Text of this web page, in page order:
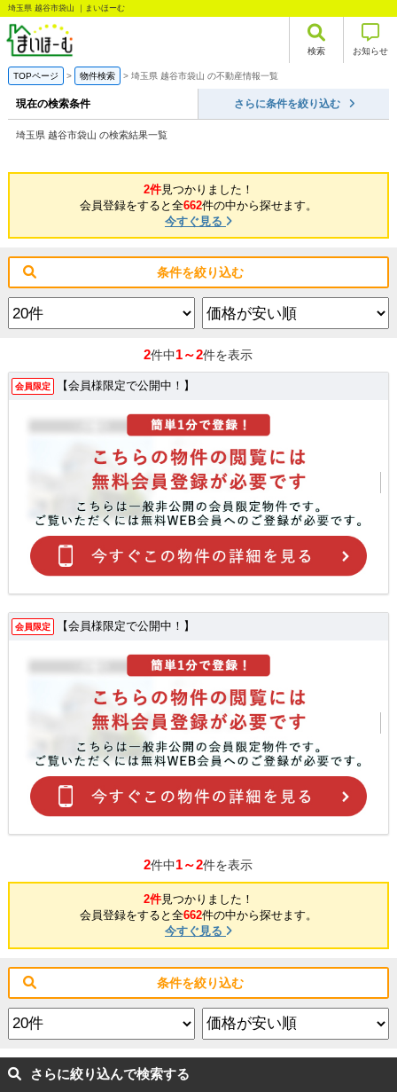
埼玉県 越谷市袋山 ｜まいほーむ
検索 お知らせ
TOPページ 物件検索 埼玉県 越谷市袋山 の不動産情報一覧
現在の検索条件 さらに条件を絞り込む
埼玉県 越谷市袋山 の検索結果一覧
2件見つかりました！
会員登録をすると全662件の中から探せます。
今すぐ見る
条件を絞り込む
2件中1～2件を表示
会員限定 【会員様限定で公開中！】
会員限定 【会員様限定で公開中！】
2件中1～2件を表示
2件見つかりました！
会員登録をすると全662件の中から探せます。
今すぐ見る
条件を絞り込む
さらに絞り込んで検索する